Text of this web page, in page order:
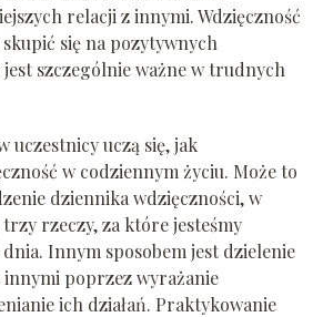
relacji z innymi. Wdzięczność
się na pozytywnych
jest szczególnie ważne w trudnych
uczestnicy uczą się, jak
w codziennym życiu. Może to
dziennika wdzięczności, w
rzeczy, za które jesteśmy
Innym sposobem jest dzielenie
innymi poprzez wyrażanie
ich działań. Praktykowanie